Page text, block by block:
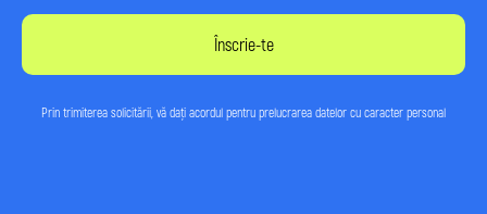
Înscrie-te
Prin trimiterea solicitării, vă dați acordul pentru prelucrarea datelor cu caracter personal